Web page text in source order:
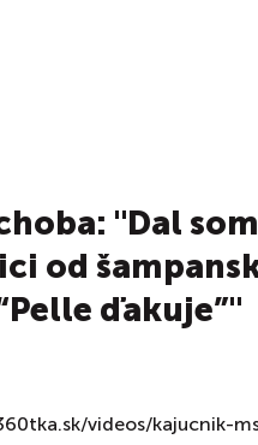
"Dal
od
ďakuje”"
videos/kajucnik-